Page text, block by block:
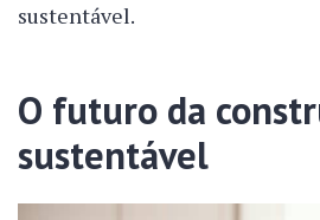
sustentável.
O futuro da
sustentável